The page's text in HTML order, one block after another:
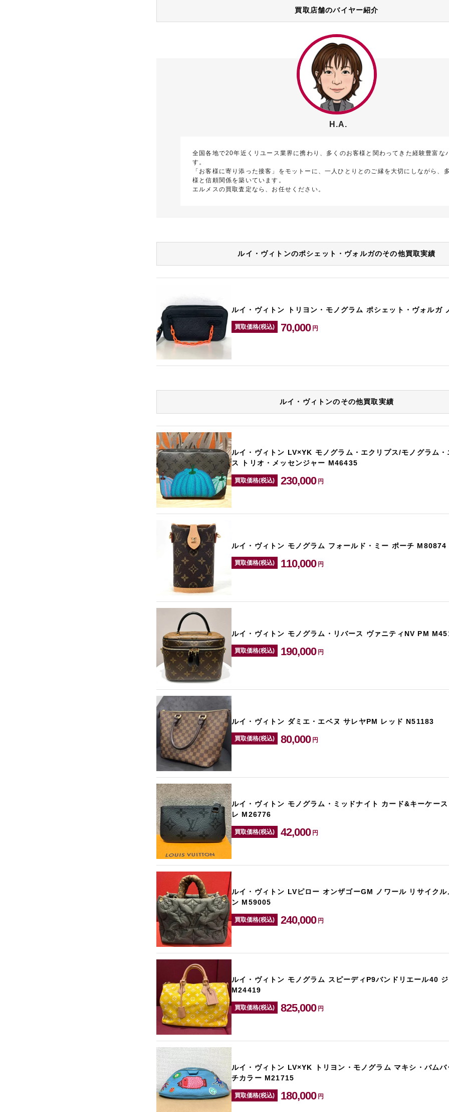
買取店舗のバイヤー紹介
H.A.
全国各地で20年近くリユース業界に携わり、多くのお客様と関わってきた経験豊富な
す。
「お客様に寄り添った接客」をモットーに、一人ひとりとのご縁を大切にしながら、
様と信頼関係を築いています。
エルメスの買取査定なら、お任せください。
ルイ・ヴィトンのポシェット・ヴォルガのその他買取実績
ルイ・ヴィトン トリヨン・モノグラム ポシェット・ヴォルガ
買取価格(税込) 70,000 円
ルイ・ヴィトンのその他買取実績
ルイ・ヴィトン LV×YK モノグラム・エクリプス/モノグラム
ス トリオ・メッセンジャー M46435
買取価格(税込) 230,000 円
ルイ・ヴィトン モノグラム フォールド・ミー ポーチ M80874
買取価格(税込) 110,000 円
ルイ・ヴィトン モノグラム・リバース ヴァニティNV PM
買取価格(税込) 190,000 円
ルイ・ヴィトン ダミエ・エベヌ サレヤPM レッド N51183
買取価格(税込) 80,000 円
ルイ・ヴィトン モノグラム・ミッドナイト カード&キーケー
レ M26776
買取価格(税込) 42,000 円
ルイ・ヴィトン LVピロー オンザゴーGM ノワール リサイクル
ン M59005
買取価格(税込) 240,000 円
ルイ・ヴィトン モノグラム スピーディP9バンドリエール40
M24419
買取価格(税込) 825,000 円
ルイ・ヴィトン LV×YK トリヨン・モノグラム マキシ・バム
チカラー M21715
買取価格(税込) 180,000 円